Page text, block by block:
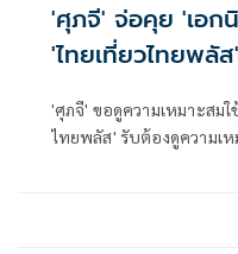
'ศุภจี' จ่อคุย 'เอก
'ไทยเที่ยวไทยพลัส'
'ศุภจี' ขอดูความเหมาะสม
ไทยพลัส' รับต้องดูความเ